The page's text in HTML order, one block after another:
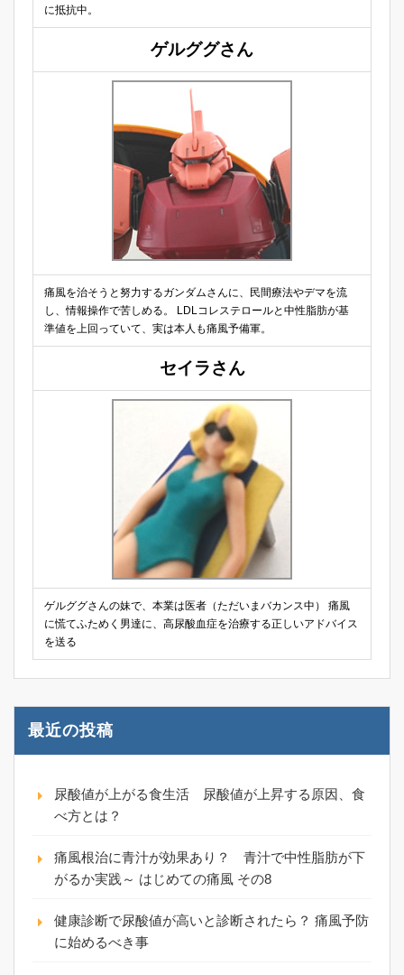
に抵抗中。
ゲルググさん
痛風を治そうと努力するガンダムさんに、民間療法やデマを流
し、情報操作で苦しめる。 LDLコレステロールと中性脂肪が基
準値を上回っていて、実は本人も痛風予備軍。
セイラさん
ゲルググさんの妹で、本業は医者（ただいまバカンス中） 痛風
に慌てふためく男達に、高尿酸血症を治療する正しいアドバイス
を送る
最近の投稿
尿酸値が上がる食生活 尿酸値が上昇する原因、食
べ方とは？
痛風根治に青汁が効果あり？ 青汁で中性脂肪が下
がるか実践～ はじめての痛風 その8
健康診断で尿酸値が高いと診断されたら？ 痛風予防
に始めるべき事